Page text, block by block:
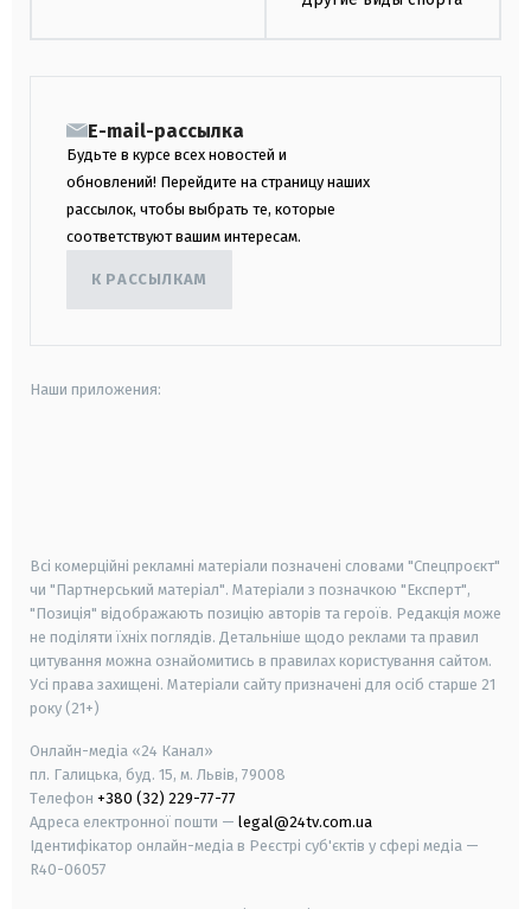
E-mail-рассылка
Будьте в курсе всех новостей и
обновлений! Перейдите на страницу наших
рассылок, чтобы выбрать те, которые
соответствуют вашим интересам.
К РАССЫЛКАМ
Наши приложения:
Всі комерційні рекламні матеріали позначені словами "Спецпроєкт"
чи "Партнерський матеріал". Матеріали з позначкою "Експерт",
"Позиція" відображають позицію авторів та героїв. Редакція може
не поділяти їхніх поглядів. Детальніше щодо реклами та правил
цитування можна ознайомитись в правилах користування сайтом.
Усі права захищені. Матеріали сайту призначені для осіб старше 21
року (21+)
Онлайн-медіа «24 Канал»
пл. Галицька, буд. 15, м. Львів, 79008
Телефон +380 (32) 229-77-77
Адреса електронної пошти — legal@24tv.com.ua
Ідентифікатор онлайн-медіа в Реєстрі суб'єктів у сфері медіа —
R40-06057